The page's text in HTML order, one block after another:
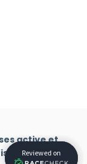
active et